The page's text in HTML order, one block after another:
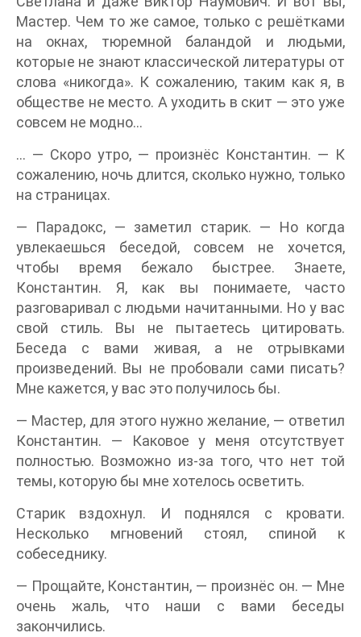
Мастер. Чем то же самое, только с решётками
на окнах, тюремной баландой и людьми,
которые не знают классической литературы от
слова «никогда». К сожалению, таким как я, в
обществе не место. А уходить в скит — это уже
совсем не модно…
… — Скоро утро, — произнёс Константин. — К
сожалению, ночь длится, сколько нужно, только
на страницах.
— Парадокс, — заметил старик. — Но когда
увлекаешься беседой, совсем не хочется,
чтобы время бежало быстрее. Знаете,
Константин. Я, как вы понимаете, часто
разговаривал с людьми начитанными. Но у вас
свой стиль. Вы не пытаетесь цитировать.
Беседа с вами живая, а не отрывками
произведений. Вы не пробовали сами писать?
Мне кажется, у вас это получилось бы.
— Мастер, для этого нужно желание, — ответил
Константин. — Каковое у меня отсутствует
полностью. Возможно из-за того, что нет той
темы, которую бы мне хотелось осветить.
Старик вздохнул. И поднялся с кровати.
Несколько мгновений стоял, спиной к
собеседнику.
— Прощайте, Константин, — произнёс он. — Мне
очень жаль, что наши с вами беседы
закончились.